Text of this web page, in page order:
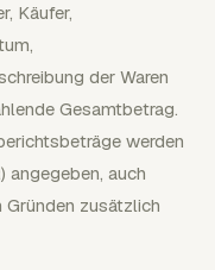
Käufer,
der Waren
Gesamtbetrag.
werden
angegeben, auch
zusätzlich